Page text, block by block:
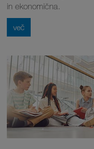
in ekonomična.
več